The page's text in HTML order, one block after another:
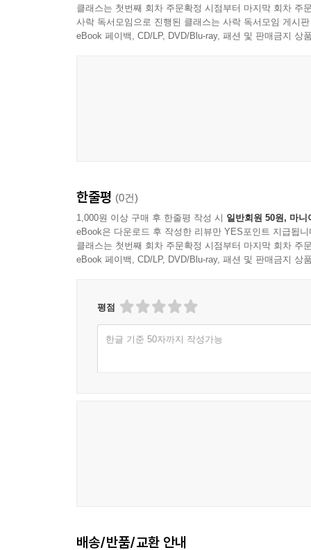
클래스는 첫번째 회차 주문확정 시점부터 마지막 회차 주
사락 독서모임으로 진행된 클래스는 사락 독서모임 게시
eBook 페이백, CD/LP, DVD/Blu-ray, 패션 및 판매금지 상
한줄평 (0건)
1,000원 이상 구매 후 한줄평 작성 시 일반회원 50원, 마니
eBook은 다운로드 후 작성한 리뷰만 YES포인트 지급됩니
클래스는 첫번째 회차 주문확정 시점부터 마지막 회차 주
eBook 페이백, CD/LP, DVD/Blu-ray, 패션 및 판매금지 상
평점
한글 기준 50자까지 작성가능
배송/반품/교환 안내